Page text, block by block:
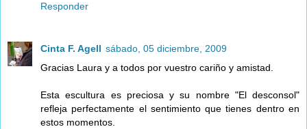
Responder
Cinta F. Agell sábado, 05 diciembre, 2009
Gracias Laura y a todos por vuestro cariño y amistad.
Esta escultura es preciosa y su nombre "El desconsol"
refleja perfectamente el sentimiento que tienes dentro en
estos momentos.